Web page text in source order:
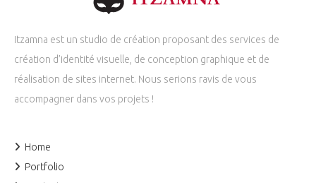
Itzamna est un studio de création proposant des services de
création d’identité visuelle, de conception graphique et de
réalisation de sites internet. Nous serions ravis de vous
accompagner dans vos projets !
Home
Portfolio